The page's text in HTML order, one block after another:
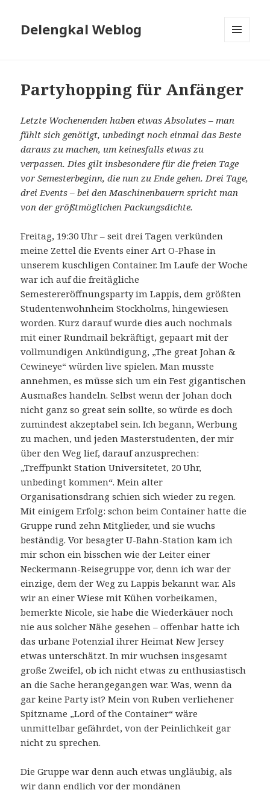
Delengkal Weblog
Partyhopping für Anfänger
Letzte Wochenenden haben etwas Absolutes – man
fühlt sich genötigt, unbedingt noch einmal das Beste
daraus zu machen, um keinesfalls etwas zu
verpassen. Dies gilt insbesondere für die freien Tage
vor Semesterbeginn, die nun zu Ende gehen. Drei Tage,
drei Events – bei den Maschinenbauern spricht man
von der größtmöglichen Packungsdichte.
Freitag, 19:30 Uhr – seit drei Tagen verkünden
meine Zettel die Events einer Art O-Phase in
unserem kuschligen Container. Im Laufe der Woche
war ich auf die freitägliche
Semestereröffnungsparty im Lappis, dem größten
Studentenwohnheim Stockholms, hingewiesen
worden. Kurz darauf wurde dies auch nochmals
mit einer Rundmail bekräftigt, gepaart mit der
vollmundigen Ankündigung, „The great Johan &
Cewineye“ würden live spielen. Man musste
annehmen, es müsse sich um ein Fest gigantischen
Ausmaßes handeln. Selbst wenn der Johan doch
nicht ganz so great sein sollte, so würde es doch
zumindest akzeptabel sein. Ich begann, Werbung
zu machen, und jeden Masterstudenten, der mir
über den Weg lief, darauf anzusprechen:
„Treffpunkt Station Universitetet, 20 Uhr,
unbedingt kommen“. Mein alter
Organisationsdrang schien sich wieder zu regen.
Mit einigem Erfolg: schon beim Container hatte die
Gruppe rund zehn Mitglieder, und sie wuchs
beständig. Vor besagter U-Bahn-Station kam ich
mir schon ein bisschen wie der Leiter einer
Neckermann-Reisegruppe vor, denn ich war der
einzige, dem der Weg zu Lappis bekannt war. Als
wir an einer Wiese mit Kühen vorbeikamen,
bemerkte Nicole, sie habe die Wiederkäuer noch
nie aus solcher Nähe gesehen – offenbar hatte ich
das urbane Potenzial ihrer Heimat New Jersey
etwas unterschätzt. In mir wuchsen insgesamt
große Zweifel, ob ich nicht etwas zu enthusiastisch
an die Sache herangegangen war. Was, wenn da
gar keine Party ist? Mein von Ruben verliehener
Spitzname „Lord of the Container“ wäre
unmittelbar gefährdet, von der Peinlichkeit gar
nicht zu sprechen.
Die Gruppe war denn auch etwas ungläubig, als
wir dann endlich vor der mondänen